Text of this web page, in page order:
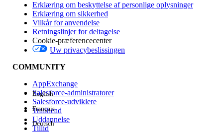
Version
Experience
Erklæring om beskyttelse af personlige oplysninger
Erklæring om sikkerhed
Vilkår for anvendelse
Retningslinjer for deltagelse
Cookie-præferencecenter
Uw privacybeslissingen
COMMUNITY
AppExchange
Salesforce-administratorer
Salesforce-udviklere
Trailhead
Uddannelse
Tillid
English
Français
Deutsch